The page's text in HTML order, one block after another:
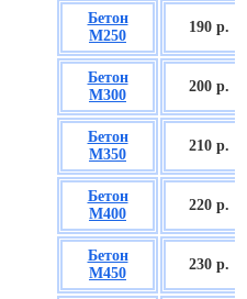
Бетон
М250
190 р.
Бетон
М300
200 р.
Бетон
М350
210 р.
Бетон
М400
220 р.
Бетон
М450
230 р.